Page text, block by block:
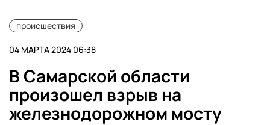
происшествия
04 МАРТА 2024 06:38
В Самарской области
произошел взрыв на
железнодорожном мосту